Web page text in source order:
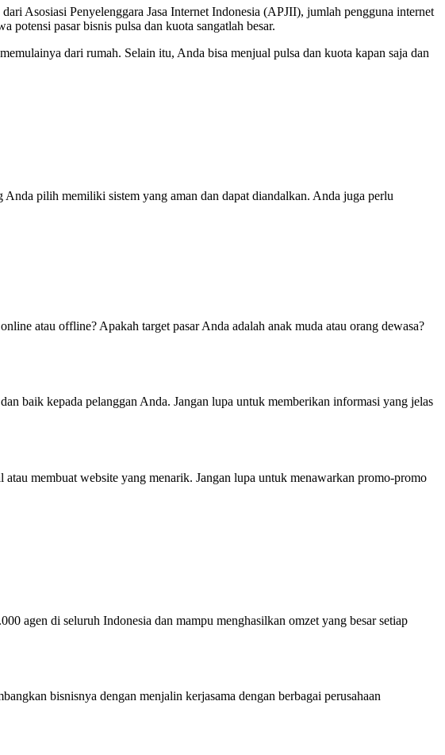
Asosiasi Penyelenggara Jasa Internet Indonesia (APJII), jumlah pengguna internet
pasar bisnis pulsa dan kuota sangatlah besar.
dari rumah. Selain itu, Anda bisa menjual pulsa dan kuota kapan saja dan
pilih memiliki sistem yang aman dan dapat diandalkan. Anda juga perlu
atau offline? Apakah target pasar Anda adalah anak muda atau orang dewasa?
baik kepada pelanggan Anda. Jangan lupa untuk memberikan informasi yang jelas
membuat website yang menarik. Jangan lupa untuk menawarkan promo-promo
agen di seluruh Indonesia dan mampu menghasilkan omzet yang besar setiap
bisnisnya dengan menjalin kerjasama dengan berbagai perusahaan